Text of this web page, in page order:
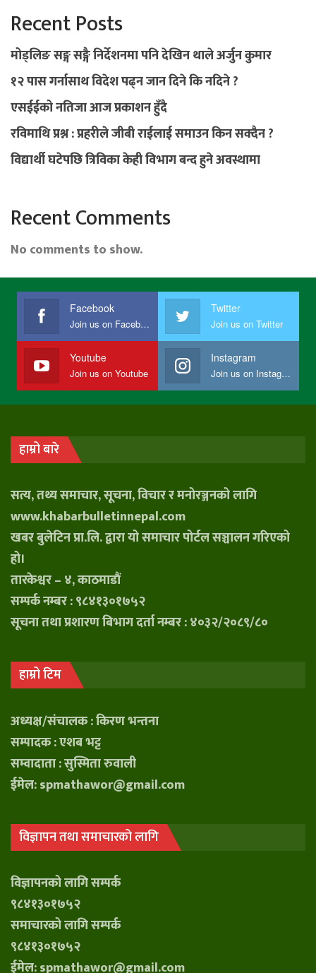
Recent Posts
मोड्लिङ सङ्ग सङ्गै निर्देशनमा पनि देखिन थाले अर्जुन कुमार
१२ पास गर्नासाथ विदेश पढ्न जान दिने कि नदिने ?
एसईईको नतिजा आज प्रकाशन हुँदै
रविमाथि प्रश्न : प्रहरीले जीबी राईलाई समाउन किन सक्दैन ?
विद्यार्थी घटेपछि त्रिविका केही विभाग बन्द हुने अवस्थामा
Recent Comments
No comments to show.
Facebook
Join us on Facebook
Twitter
Join us on Twitter
Youtube
Join us on Youtube
Instagram
Join us on Instagram
हाम्रो बारे
सत्य, तथ्य समाचार, सूचना, विचार र मनोरञ्जनको लागि
www.khabarbulletinnepal.com
खबर बुलेटिन प्रा.लि. द्वारा यो समाचार पोर्टल सञ्चालन गरिएको
हो।
तारकेश्वर – ४, काठमाडौं
सम्पर्क नम्बर : ९८४१३०१७५२
सूचना तथा प्रशारण बिभाग दर्ता नम्बर : ४०३२/२०८९/८०
हाम्रो टिम
अध्यक्ष/संचालक : किरण भन्तना
सम्पादक : एशब भट्ट
सम्वादाता : सुस्मिता रुवाली
ईमेल: spmathawor@gmail.com
विज्ञापन तथा समाचारको लागि
विज्ञापनको लागि सम्पर्क
९८४१३०१७५२
समाचारको लागि सम्पर्क
९८४१३०१७५२
ईमेल: spmathawor@gmail.com